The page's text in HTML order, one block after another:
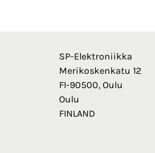
SP-Elektroniikka
Merikoskenkatu 12
FI-90500, Oulu
Oulu
FINLAND